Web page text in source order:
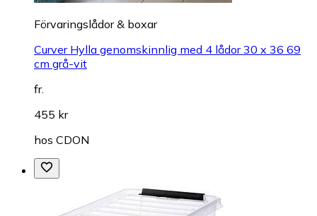
Förvaringslådor & boxar
Curver Hylla genomskinnlig med 4 lådor 30 x 36 69
cm grå-vit
fr.
455 kr
hos CDON